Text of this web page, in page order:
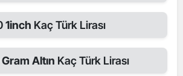
1inch Kaç Türk Lirası
Gram Altın Kaç Türk Lirası